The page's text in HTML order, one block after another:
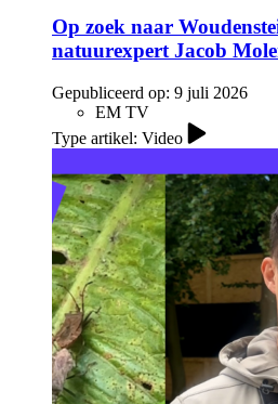
Op zoek naar
natuurexpert Jacob
Gepubliceerd op: 9 juli 2026
EM TV
Type artikel: Video